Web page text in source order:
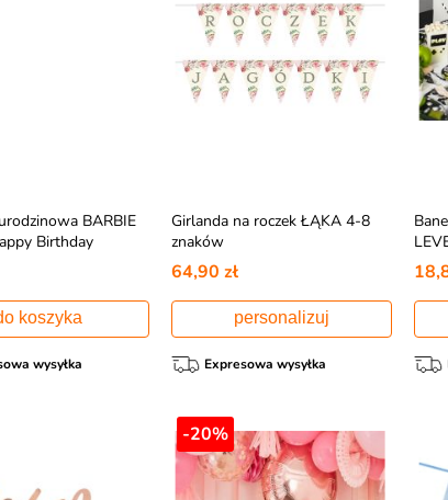
BARBIE
Birthday
koszyka
wysyłka
Girlanda na roczek ŁĄKA 4-8
znaków
64,90 zł
personalizuj
Expresowa wysyłka
-20%